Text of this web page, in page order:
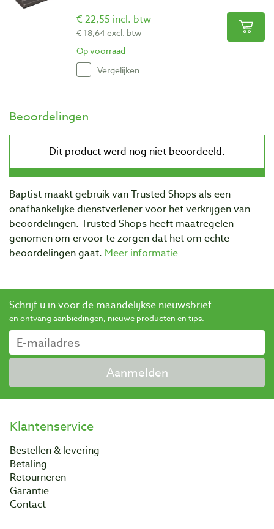
€ 22,55 incl. btw
€ 18,64 excl. btw
Op voorraad
Vergelijken
Beoordelingen
Baptist maakt gebruik van Trusted Shops als een
onafhankelijke dienstverlener voor het verkrijgen van
beoordelingen. Trusted Shops heeft maatregelen
genomen om ervoor te zorgen dat het om echte
beoordelingen gaat. Meer informatie
Schrijf u in voor de maandelijkse nieuwsbrief
en ontvang aanbiedingen, nieuwe producten en tips.
Aanmelden
Klantenservice
Bestellen & levering
Betaling
Retourneren
Garantie
Contact